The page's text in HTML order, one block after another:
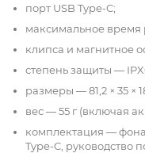
порт USB Type-C;
максимальное время
клипса и магнитное
степень защиты —
размеры — 81,2 × 35 ×
вес — 55 г (включая
комплектация —
Type-C, руководство